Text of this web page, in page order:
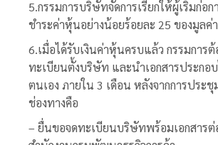
5.กรรมการบริษัทจัดการเรียกให้ผู้เริ่มก่อ
ชำระค่าหุ้นอย่างน้อยร้อยละ 25 ของมูลค่
6.เมื่อได้รับเงินค่าหุ้นครบแล้ว กรรมการ
ทะเบียนตั้งบริษัท และนำเอกสารประกอ
ตนเอง ภายใน 3 เดือน หลังจากการประ
ช่องทางคือ
– ยื่นขอจดทะเบียนบริษัทพร้อมเอกสาร